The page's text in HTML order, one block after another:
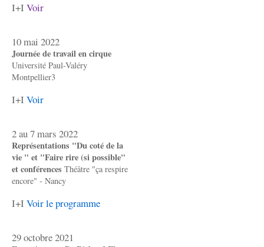
I+I Voir
10 mai 2022
Journée de travail en cirque
Université Paul-Valéry
Montpellier3
I+I Voir
2 au 7 mars 2022
Représentations "Du coté de la
vie " et "Faire rire (si possible"
et conférences Théâtre "ça respire
encore" - Nancy
I+I Voir le programme
29 octobre 2021